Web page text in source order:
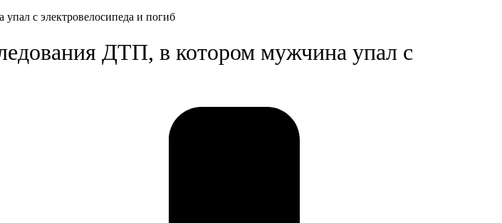
с электровелосипеда и погиб
ДТП, в котором мужчина упал с